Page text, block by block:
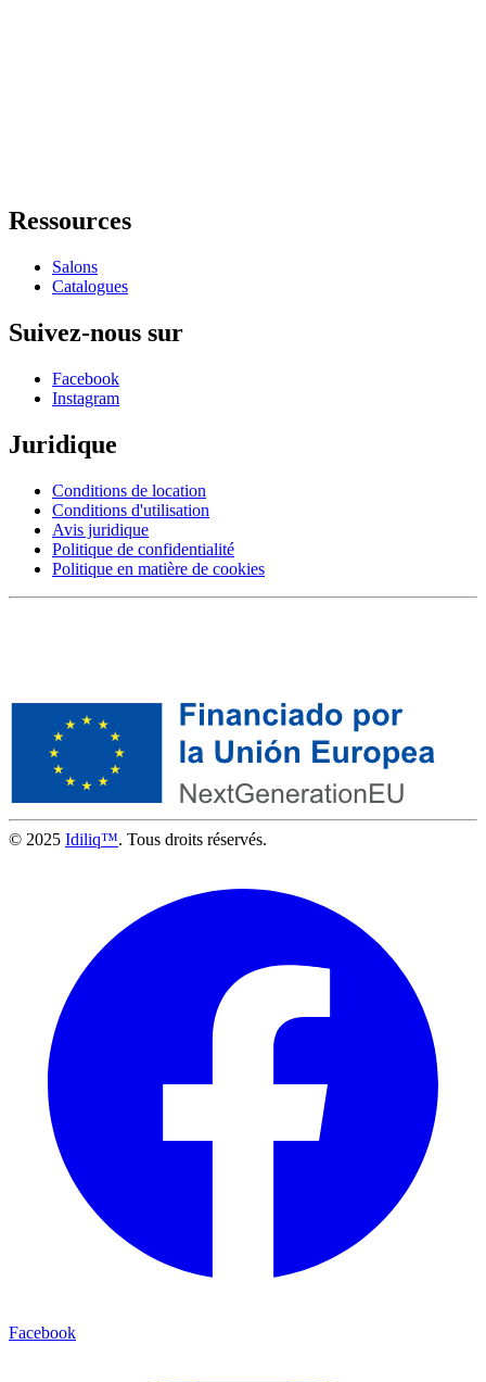
Ressources
Salons
Catalogues
Suivez-nous sur
Facebook
Instagram
Juridique
Conditions de location
Conditions d'utilisation
Avis juridique
Politique de confidentialité
Politique en matière de cookies
© 2025 Idiliq™. Tous droits réservés.
Facebook